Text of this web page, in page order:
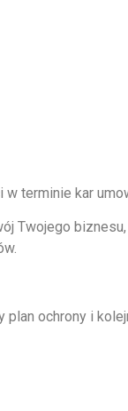
w terminie kar
Twojego
ochrony i